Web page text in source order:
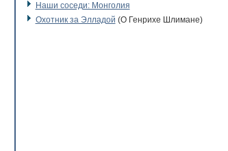
Наши соседи: Монголия
Охотник за Элладой (О Генрихе Шлимане)